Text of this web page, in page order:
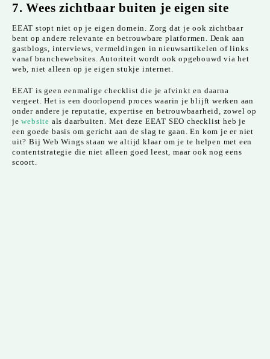
7. Wees zichtbaar buiten je eigen site
EEAT stopt niet op je eigen domein. Zorg dat je ook zichtbaar
bent op andere relevante en betrouwbare platformen. Denk aan
gastblogs, interviews, vermeldingen in nieuwsartikelen of links
vanaf branchewebsites. Autoriteit wordt ook opgebouwd via het
web, niet alleen op je eigen stukje internet.
EEAT is geen eenmalige checklist die je afvinkt en daarna
vergeet. Het is een doorlopend proces waarin je blijft werken aan
onder andere je reputatie, expertise en betrouwbaarheid, zowel op
jewebsite als daarbuiten. Met deze EEAT SEO checklist heb je
een goede basis om gericht aan de slag te gaan. En kom je er niet
uit? Bij Web Wings staan we altijd klaar om je te helpen met een
contentstrategie die niet alleen goed leest, maar ook nog eens
scoort.